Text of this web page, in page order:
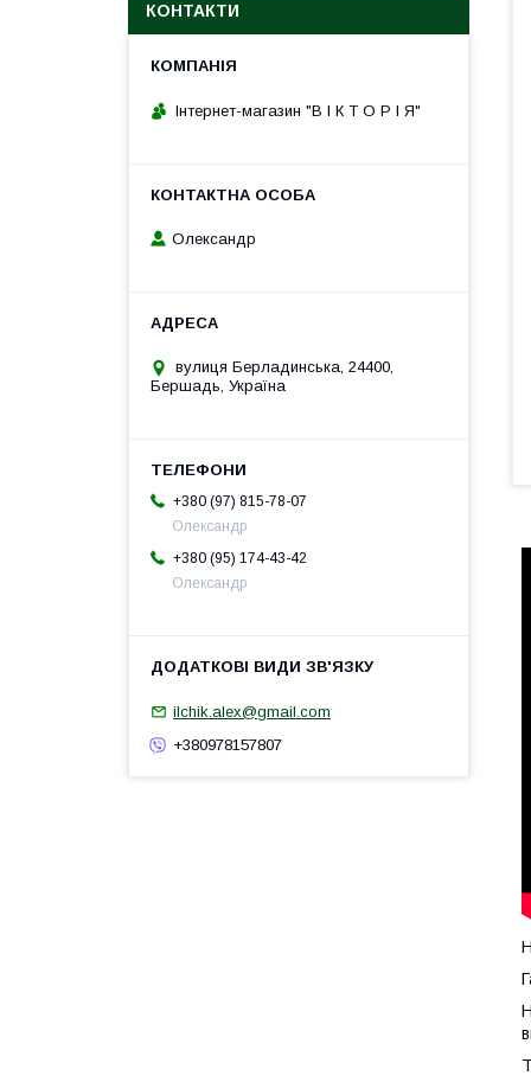
КОНТАКТИ
Інтернет-магазин "В І К Т О Р І Я"
Олександр
вулиця Берладинська, 24400,
Бершадь, Україна
+380 (97) 815-78-07
Олександр
+380 (95) 174-43-42
Олександр
ilchik.alex@gmail.com
+380978157807